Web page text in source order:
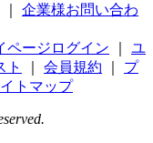
企業様お問い合わ
ページログイン
ユ
ト 会員規約
プ
トマップ